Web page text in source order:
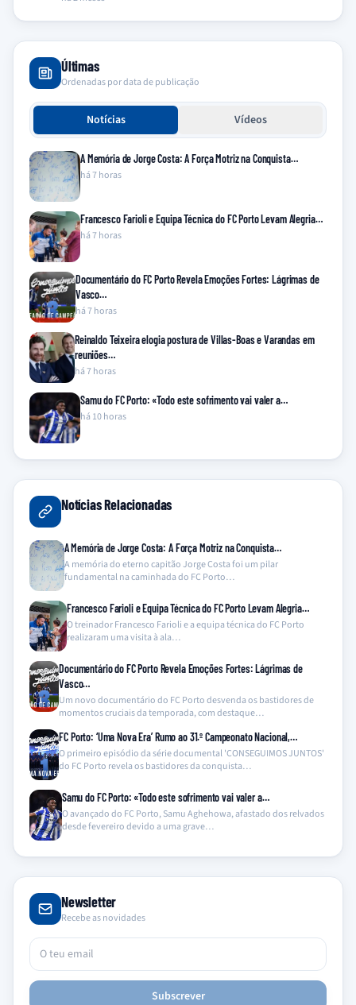
Últimas
Ordenadas por data de publicação
Notícias Vídeos
A Memória de Jorge Costa: A Força Motriz na Conquista…
há 7 horas
Francesco Farioli e Equipa Técnica do FC Porto Levam Alegria…
há 7 horas
Documentário do FC Porto Revela Emoções Fortes: Lágrimas de
Vasco…
há 7 horas
Reinaldo Teixeira elogia postura de Villas-Boas e Varandas em
reuniões…
há 7 horas
Samu do FC Porto: «Todo este sofrimento vai valer a…
há 10 horas
Notícias Relacionadas
A Memória de Jorge Costa: A Força Motriz na Conquista…
A memória do eterno capitão Jorge Costa foi um pilar
fundamental na caminhada do FC Porto…
Francesco Farioli e Equipa Técnica do FC Porto Levam Alegria…
O treinador Francesco Farioli e a equipa técnica do FC Porto
realizaram uma visita à ala…
Documentário do FC Porto Revela Emoções Fortes: Lágrimas de
Vasco…
Um novo documentário do FC Porto desvenda os bastidores de
momentos cruciais da temporada, com destaque…
FC Porto: ‘Uma Nova Era’ Rumo ao 31.º Campeonato Nacional,…
O primeiro episódio da série documental 'CONSEGUIMOS JUNTOS'
do FC Porto revela os bastidores da conquista…
Samu do FC Porto: «Todo este sofrimento vai valer a…
O avançado do FC Porto, Samu Aghehowa, afastado dos relvados
desde fevereiro devido a uma grave…
Newsletter
Recebe as novidades
Subscrever